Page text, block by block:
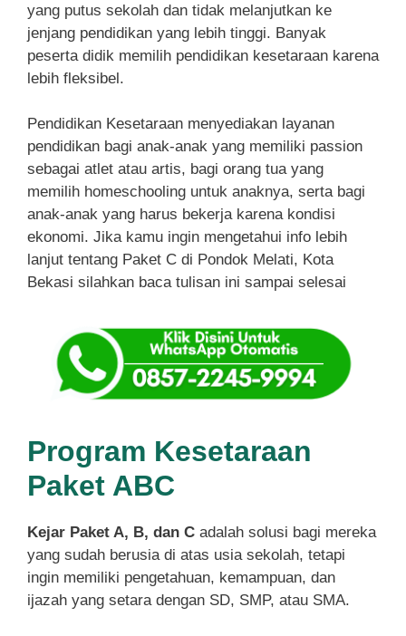
yang putus sekolah dan tidak melanjutkan ke
jenjang pendidikan yang lebih tinggi. Banyak
peserta didik memilih pendidikan kesetaraan karena
lebih fleksibel.
Pendidikan Kesetaraan menyediakan layanan
pendidikan bagi anak-anak yang memiliki passion
sebagai atlet atau artis, bagi orang tua yang
memilih homeschooling untuk anaknya, serta bagi
anak-anak yang harus bekerja karena kondisi
ekonomi. Jika kamu ingin mengetahui info lebih
lanjut tentang Paket C di Pondok Melati, Kota
Bekasi silahkan baca tulisan ini sampai selesai
Program Kesetaraan
Paket ABC
Kejar Paket A, B, dan C adalah solusi bagi mereka
yang sudah berusia di atas usia sekolah, tetapi
ingin memiliki pengetahuan, kemampuan, dan
ijazah yang setara dengan SD, SMP, atau SMA.